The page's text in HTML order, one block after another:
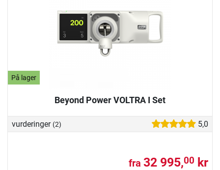
På lager
Beyond Power VOLTRA I Set
vurderinger (2) 5,0
fra 32 995,00 kr